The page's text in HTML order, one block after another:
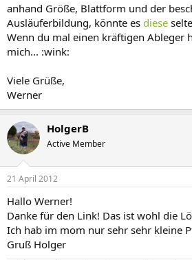
anhand Größe, Blattform und der
Ausläuferbildung, könnte es diese
Wenn du mal einen kräftigen Ableger
mich... :wink:
Viele Grüße,
Werner
HolgerB
Active Member
21 April 2012
Hallo Werner!
Danke für den Link! Das ist wohl die
Ich hab im mom nur sehr sehr kleine
Gruß Holger